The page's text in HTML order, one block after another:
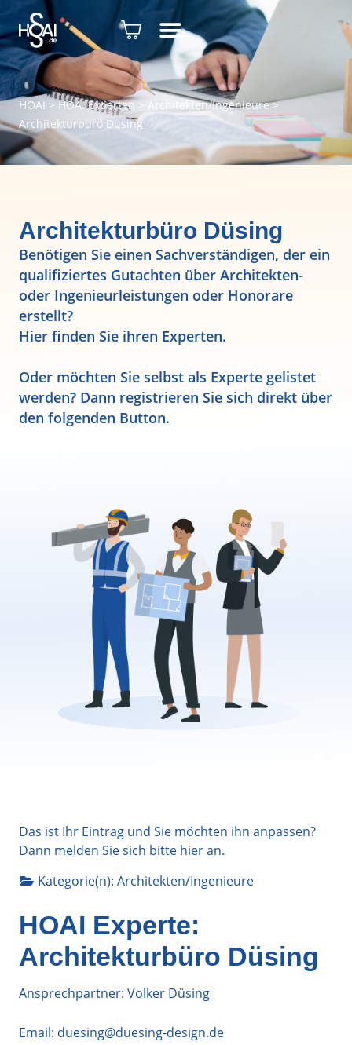
HOAI > HOAI Experten> Architekten/Ingenieure>
Architekturbüro Düsing
Architekturbüro Düsing
Benötigen Sie einen Sachverständigen, der ein
qualifiziertes Gutachten über Architekten-
oder Ingenieurleistungen oder Honorare
erstellt?
Hier finden Sie ihren Experten.
Oder möchten Sie selbst als Experte gelistet
werden? Dann registrieren Sie sich direkt über
den folgenden Button.
Das ist Ihr Eintrag und Sie möchten ihn anpassen?
Dann melden Sie sich bitte hieran.
Kategorie(n): Architekten/Ingenieure
HOAI Experte:
Architekturbüro Düsing
Ansprechpartner: Volker Düsing
Email: duesing@duesing-design.de